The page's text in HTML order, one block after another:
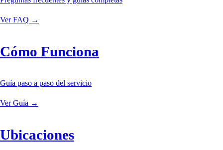
Ver FAQ →
Cómo Funciona
Guía paso a paso del servicio
Ver Guía →
Ubicaciones